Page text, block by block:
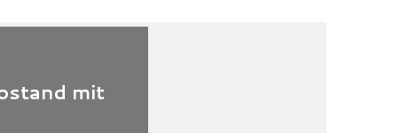
attraktivere Wochenmärkte